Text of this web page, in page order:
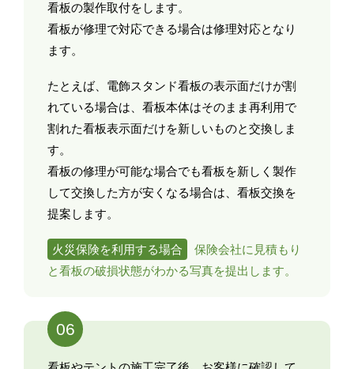
看板の製作取付をします。
看板が修理で対応できる場合は修理対応となり
ます。
たとえば、電飾スタンド看板の表示面だけが割
れている場合は、看板本体はそのまま再利用で
割れた看板表示面だけを新しいものと交換しま
す。
看板の修理が可能な場合でも看板を新しく製作
して交換した方が安くなる場合は、看板交換を
提案します。
火災保険を利用する場合
保険会社に見積もり
と看板の破損状態がわかる写真を提出します。
06